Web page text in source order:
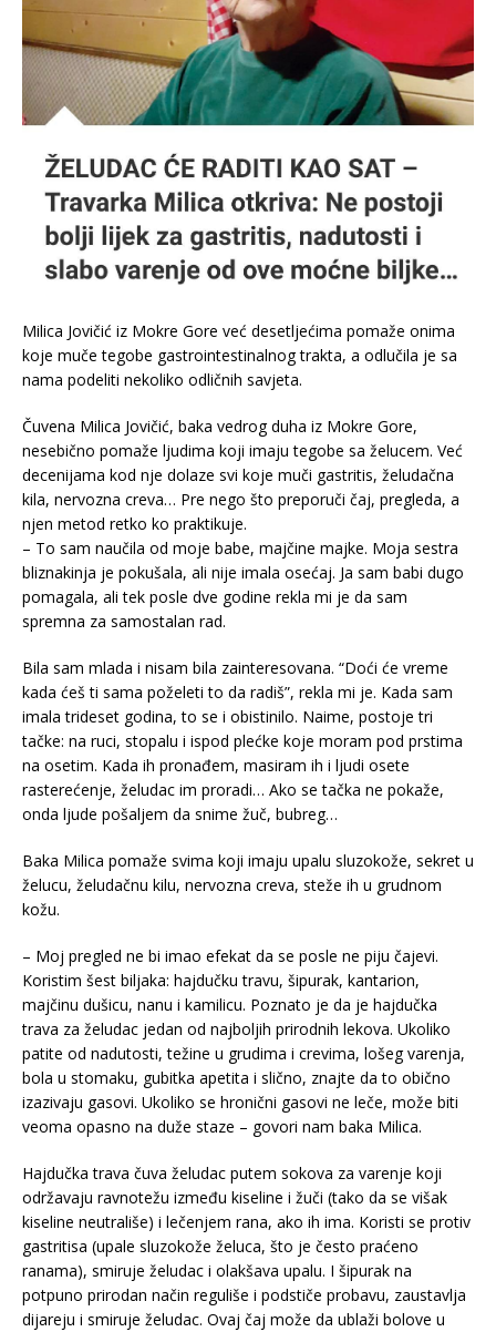
Milica Jovičić iz Mokre Gore već desetljećima pomaže onima
koje muče tegobe gastrointestinalnog trakta, a odlučila je sa
nama podeliti nekoliko odličnih savjeta.
Čuvena Milica Jovičić, baka vedrog duha iz Mokre Gore,
nesebično pomaže ljudima koji imaju tegobe sa želucem. Već
decenijama kod nje dolaze svi koje muči gastritis, želudačna
kila, nervozna creva… Pre nego što preporuči čaj, pregleda, a
njen metod retko ko praktikuje.
– To sam naučila od moje babe, majčine majke. Moja sestra
bliznakinja je pokušala, ali nije imala osećaj. Ja sam babi dugo
pomagala, ali tek posle dve godine rekla mi je da sam
spremna za samostalan rad.
Bila sam mlada i nisam bila zainteresovana. “Doći će vreme
kada ćeš ti sama poželeti to da radiš”, rekla mi je. Kada sam
imala trideset godina, to se i obistinilo. Naime, postoje tri
tačke: na ruci, stopalu i ispod plećke koje moram pod prstima
na osetim. Kada ih pronađem, masiram ih i ljudi osete
rasterećenje, želudac im proradi… Ako se tačka ne pokaže,
onda ljude pošaljem da snime žuč, bubreg…
Baka Milica pomaže svima koji imaju upalu sluzokože, sekret u
želucu, želudačnu kilu, nervozna creva, steže ih u grudnom
kožu.
– Moj pregled ne bi imao efekat da se posle ne piju čajevi.
Koristim šest biljaka: hajdučku travu, šipurak, kantarion,
majčinu dušicu, nanu i kamilicu. Poznato je da je hajdučka
trava za želudac jedan od najboljih prirodnih lekova. Ukoliko
patite od nadutosti, težine u grudima i crevima, lošeg varenja,
bola u stomaku, gubitka apetita i slično, znajte da to obično
izazivaju gasovi. Ukoliko se hronični gasovi ne leče, može biti
veoma opasno na duže staze – govori nam baka Milica.
Hajdučka trava čuva želudac putem sokova za varenje koji
održavaju ravnotežu između kiseline i žuči (tako da se višak
kiseline neutrališe) i lečenjem rana, ako ih ima. Koristi se protiv
gastritisa (upale sluzokože želuca, što je često praćeno
ranama), smiruje želudac i olakšava upalu. I šipurak na
potpuno prirodan način reguliše i podstiče probavu, zaustavlja
dijareju i smiruje želudac. Ovaj čaj može da ublaži bolove u